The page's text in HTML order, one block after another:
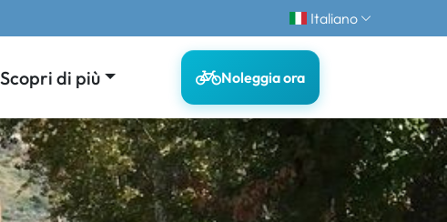
Italiano
Scopri di più Noleggia ora